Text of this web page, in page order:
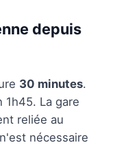
depuis
30 minutes.
1h45. La gare
reliée au
nécessaire